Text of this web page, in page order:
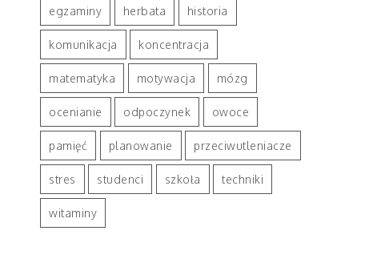
egzaminy herbata historia
komunikacja koncentracja
matematyka motywacja mózg
ocenianie odpoczynek owoce
pamięć planowanie przeciwutleniacze
stres studenci szkoła techniki
witaminy